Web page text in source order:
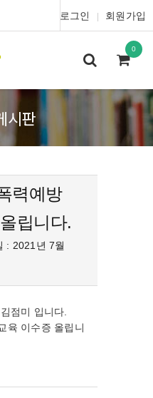
로그인 회원가입
0
시판
력예방
립니다.
: 2021년 7월
점미 입니다.
육 이수증 올립니